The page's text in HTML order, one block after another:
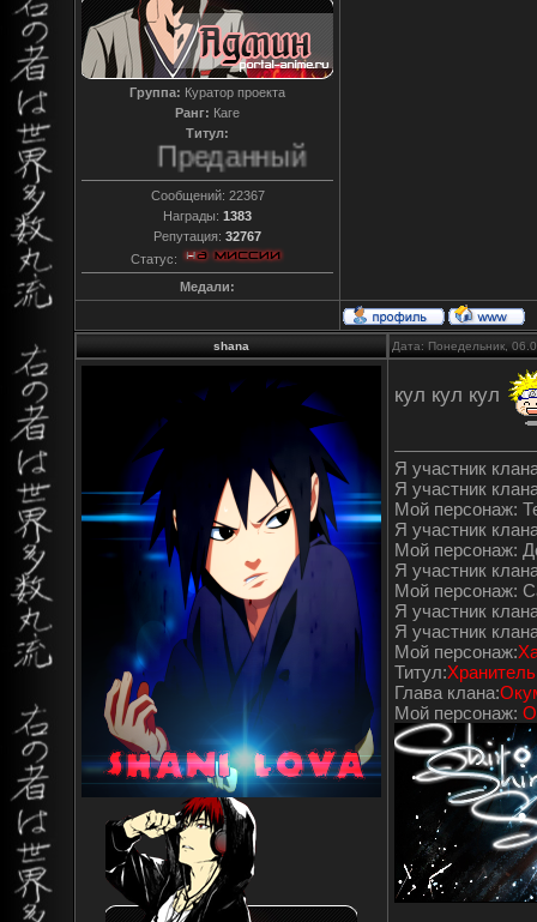
Группа: Куратор проекта
Ранг: Каге
Титул:
Преданный
Сообщений: 22367
Награды: 1383
Репутация: 32767
Статус:
Медали:
shana Дата: Понедельник,
кул кул кул
Я участник
Я участник
Мой персонаж:
Я участник
Мой персонаж:
Я участник
Мой персонаж:
Я участник
Я участник
Мой персонаж:
Титул:
Глава клана:
Мой персонаж: